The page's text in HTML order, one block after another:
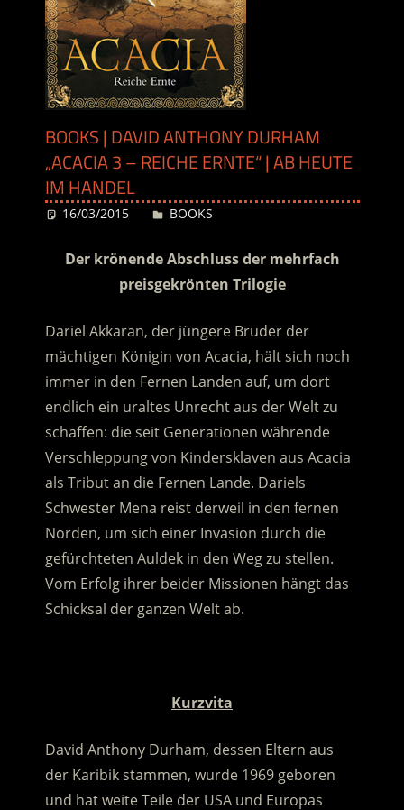
BOOKS | DAVID ANTHONY DURHAM
„ACACIA 3 – REICHE ERNTE“ | AB HEUTE
IM HANDEL
16/03/2015 Desiree
BOOKS
Der krönende Abschluss der mehrfach
preisgekrönten Trilogie
Dariel Akkaran, der jüngere Bruder der
mächtigen Königin von Acacia, hält sich noch
immer in den Fernen Landen auf, um dort
endlich ein uraltes Unrecht aus der Welt zu
schaffen: die seit Generationen währende
Verschleppung von Kindersklaven aus Acacia
als Tribut an die Fernen Lande. Dariels
Schwester Mena reist derweil in den fernen
Norden, um sich einer Invasion durch die
gefürchteten Auldek in den Weg zu stellen.
Vom Erfolg ihrer beider Missionen hängt das
Schicksal der ganzen Welt ab.
Kurzvita
David Anthony Durham, dessen Eltern aus
der Karibik stammen, wurde 1969 geboren
und hat weite Teile der USA und Europas